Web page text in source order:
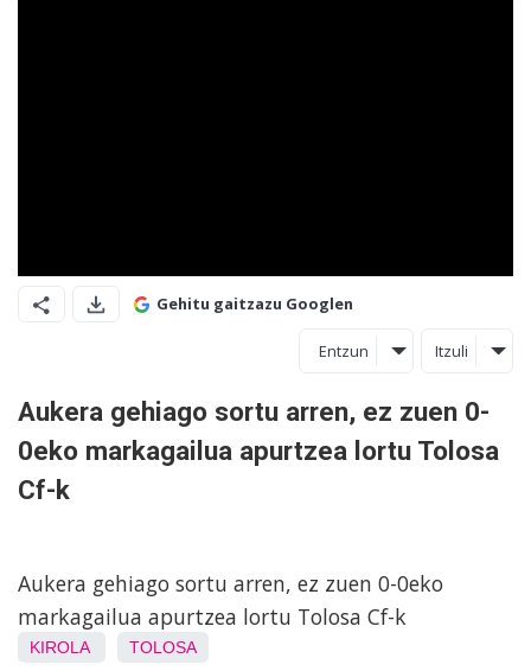
Gehitu gaitzazu Googlen
Entzun Itzuli
Aukera gehiago sortu arren, ez zuen 0-
0eko markagailua apurtzea lortu Tolosa
Cf-k
Aukera gehiago sortu arren, ez zuen 0-0eko
markagailua apurtzea lortu Tolosa Cf-k
KIROLA TOLOSA